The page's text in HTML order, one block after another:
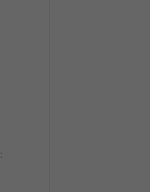
: